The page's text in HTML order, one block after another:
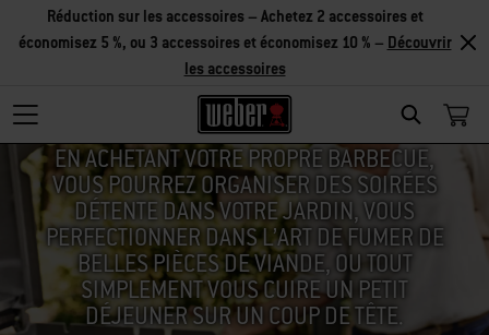
SEARCH
Réduction sur les accessoires – Achetez 2 accessoires et
économisez 5 %, ou 3 accessoires et économisez 10 % – Découvrir
les accessoires
EN ACHETANT VOTRE PROPRE BARBECUE,
VOUS POURREZ ORGANISER DES SOIRÉES
DÉTENTE DANS VOTRE JARDIN, VOUS
PERFECTIONNER DANS L’ART DE FUMER DE
BELLES PIÈCES DE VIANDE, OU TOUT
SIMPLEMENT VOUS CUIRE UN PETIT
DÉJEUNER SUR UN COUP DE TÊTE.